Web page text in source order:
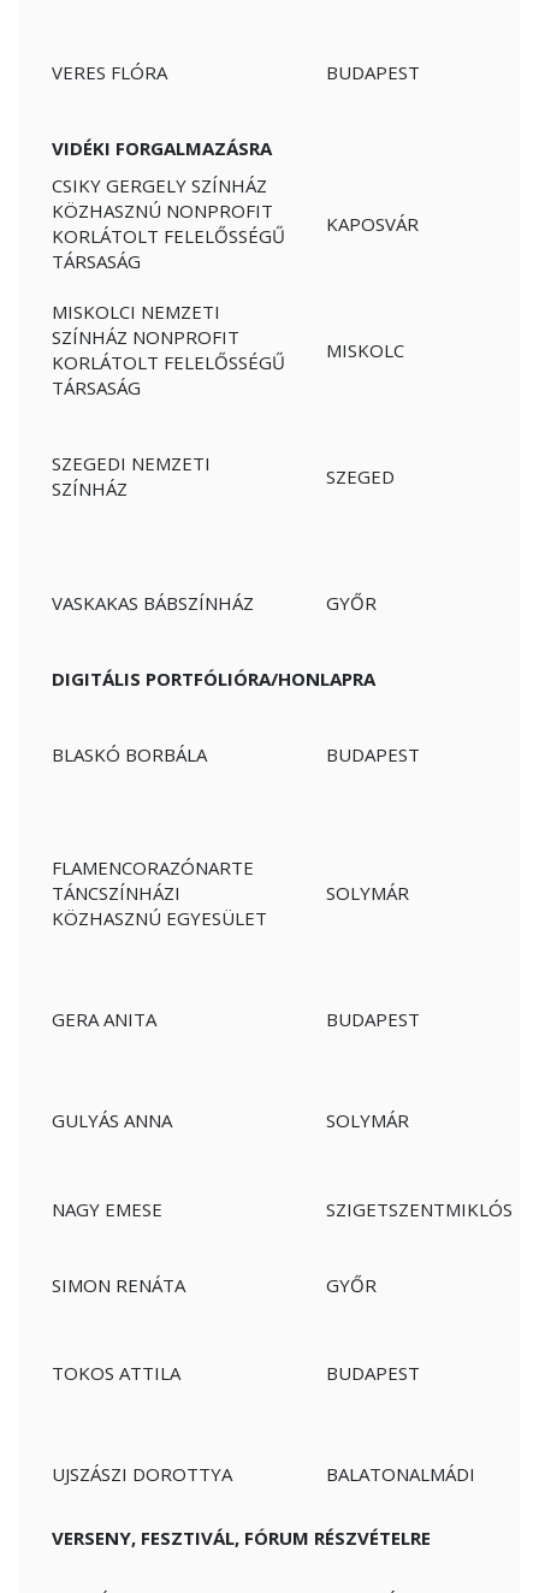
VERES FLÓRA BUDAPEST
VIDÉKI FORGALMAZÁSRA
CSIKY GERGELY SZÍNHÁZ
KÖZHASZNÚ NONPROFIT
KORLÁTOLT FELELŐSSÉGŰ
TÁRSASÁG
KAPOSVÁR
MISKOLCI NEMZETI
SZÍNHÁZ NONPROFIT
KORLÁTOLT FELELŐSSÉGŰ
TÁRSASÁG
MISKOLC
SZEGEDI NEMZETI
SZÍNHÁZ
SZEGED
VASKAKAS BÁBSZÍNHÁZ GYŐR
DIGITÁLIS PORTFÓLIÓRA/HONLAPRA
BLASKÓ BORBÁLA BUDAPEST
FLAMENCORAZÓNARTE
TÁNCSZÍNHÁZI
KÖZHASZNÚ EGYESÜLET
SOLYMÁR
GERA ANITA BUDAPEST
GULYÁS ANNA SOLYMÁR
NAGY EMESE SZIGETSZENTMIKLÓS
SIMON RENÁTA GYŐR
TOKOS ATTILA BUDAPEST
UJSZÁSZI DOROTTYA BALATONALMÁDI
VERSENY, FESZTIVÁL, FÓRUM RÉSZVÉTELRE